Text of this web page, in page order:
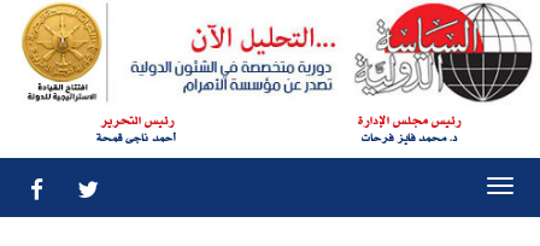
رئيس مجلس الإدارة
د. محمد فايز فرحات
رئيس التحرير
أحمد ناجى قمحة